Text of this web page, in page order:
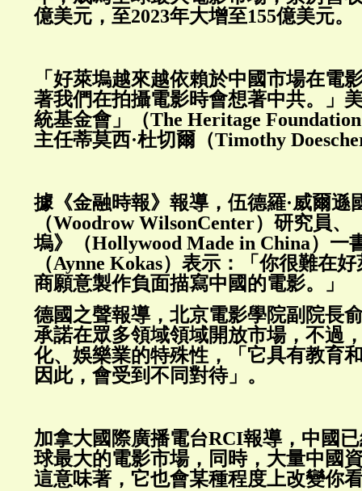
億美元，至2023年大增至155億美元。
「好萊塢越來越依賴於中國市場在電
著我們在拍攝電影時會想著中共。」
統基金會」（The Heritage
主任蒂莫西·杜切爾（Timothy
據《金融時報》報導，伍德羅·威爾遜
（Woodrow WilsonCenter）研究員
塢》（Hollywood Made in China）一
（Aynne Kokas）表示：「你很難在
商願意製作負面描寫中國的電影。」
德國之聲報導，北京電影學院副院長
承諾在眾多領域領域開放市場，不過
化、娛樂業的特殊性，「它具有教育
因此，會受到不同對待」。
加拿大國際廣播電台RCI報導，中國
球最大的電影市場，同時，大量中國
這意味著，它也會某種程度上改變你